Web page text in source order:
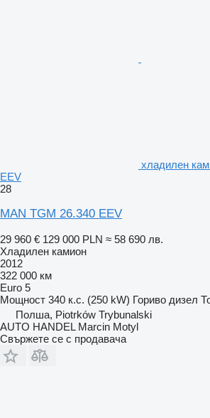
хладилен
EEV
28
MAN TGM 26.340 EEV
29 960 € 129 000 PLN ≈ 58 690 лв.
Хладилен камион
2012
322 000 км
Euro 5
Мощност 340 к.с. (250 kW) Гориво дизел
Полша, Piotrków Trybunalski
AUTO HANDEL Marcin Motyl
Свържете се с продавача